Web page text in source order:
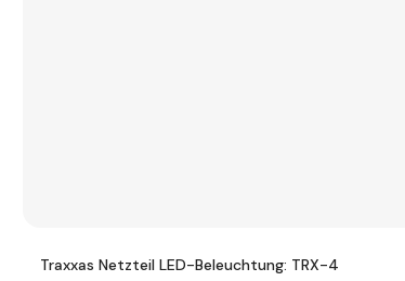
Traxxas Netzteil LED-Beleuchtung: TRX-4